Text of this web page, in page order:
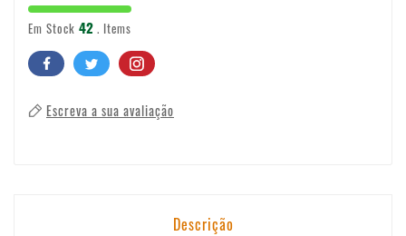
Em Stock 42 . Items
Escreva a sua avaliação
Descrição